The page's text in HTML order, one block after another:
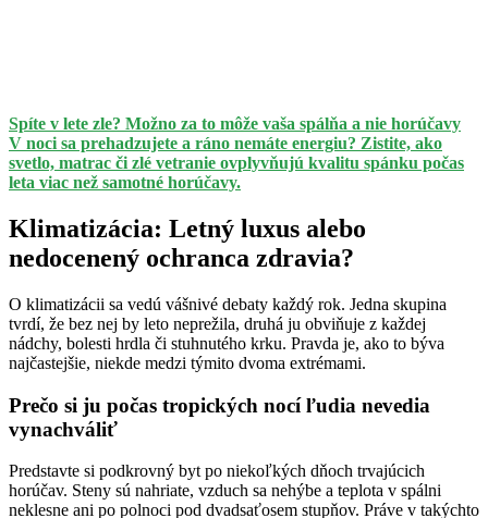
Spíte v lete zle? Možno za to môže vaša spálňa a nie horúčavy
V noci sa prehadzujete a ráno nemáte energiu? Zistite, ako
svetlo, matrac či zlé vetranie ovplyvňujú kvalitu spánku počas
leta viac než samotné horúčavy.
Klimatizácia: Letný luxus alebo
nedocenený ochranca zdravia?
O klimatizácii sa vedú vášnivé debaty každý rok. Jedna skupina
tvrdí, že bez nej by leto neprežila, druhá ju obviňuje z každej
nádchy, bolesti hrdla či stuhnutého krku. Pravda je, ako to býva
najčastejšie, niekde medzi týmito dvoma extrémami.
Prečo si ju počas tropických nocí ľudia nevedia
vynachváliť
Predstavte si podkrovný byt po niekoľkých dňoch trvajúcich
horúčav. Steny sú nahriate, vzduch sa nehýbe a teplota v spálni
neklesne ani po polnoci pod dvadsaťosem stupňov. Práve v takýchto